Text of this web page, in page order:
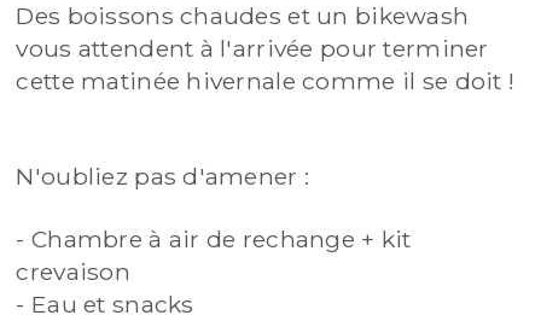
Des boissons chaudes et un bikewash
vous attendent à l'arrivée pour terminer
cette matinée hivernale comme il se doit !
N'oubliez pas d'amener :
- Chambre à air de rechange + kit
crevaison
- Eau et snacks